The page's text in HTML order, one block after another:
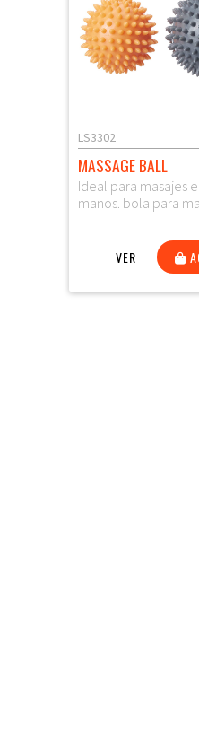
LS3302
MASSAGE BALL
Ideal para masajes
manos. bola para
VER